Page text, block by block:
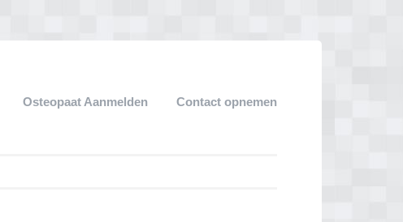
Osteopaat Aanmelden Contact opnemen